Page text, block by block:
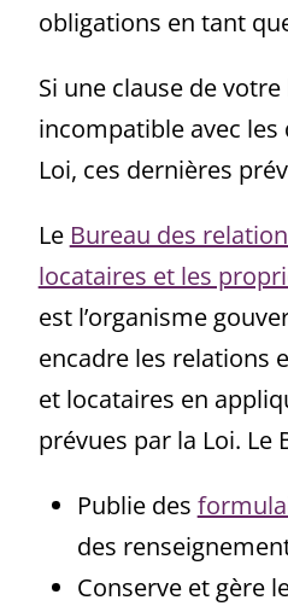
obligations en tant
Si une clause de
incompatible avec
Loi, ces dernières
Le Bureau des
locataires et les
est l’organisme
encadre les relations
et locataires en
prévues par la Loi. Le
Publie des
des
Conserve et gère